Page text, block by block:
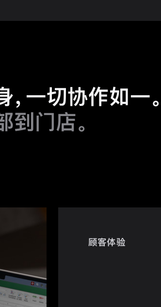
一切协作如一
到 门店。
顾客体验